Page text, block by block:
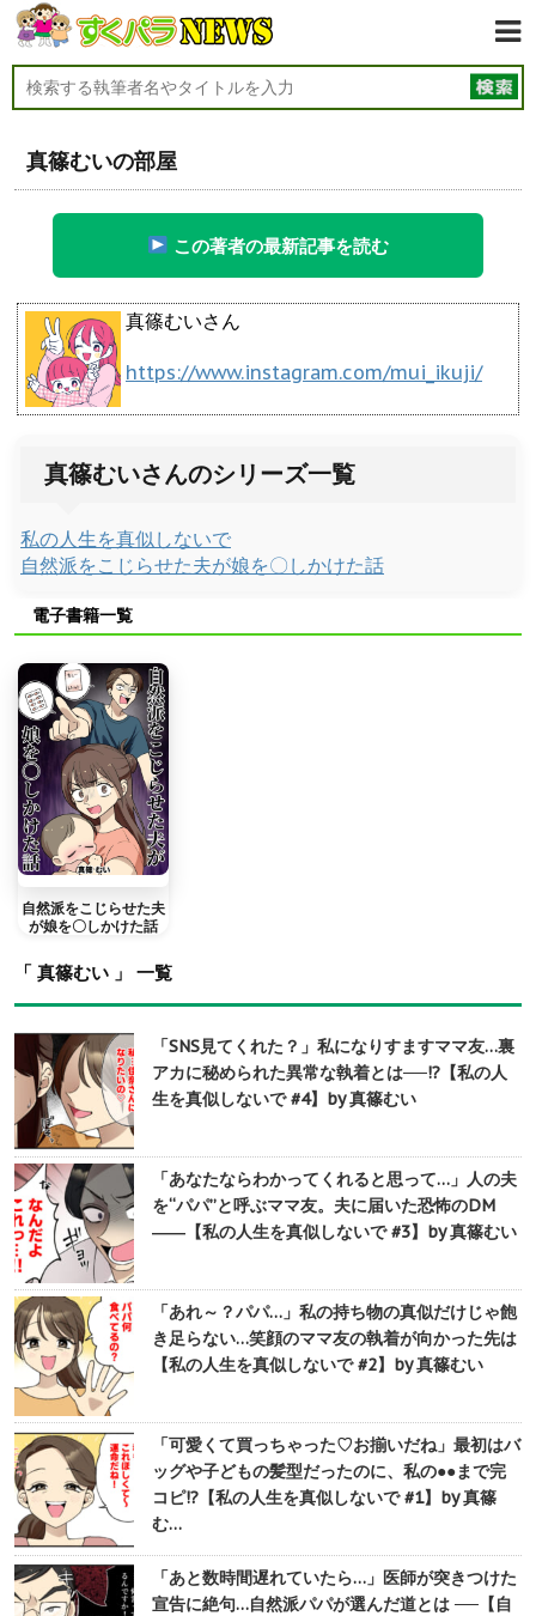
真篠むいの部屋
この著者の最新記事を読む
真篠むいさん
https://www.instagram.com/mui_ikuji/
真篠むいさんのシリーズ一覧
私の人生を真似しないで
自然派をこじらせた夫が娘を〇しかけた話
電子書籍一覧
自然派をこじらせた夫
が娘を〇しかけた話
「 真篠むい 」 一覧
「SNS見てくれた？」私になりすますママ友…裏
アカに秘められた異常な執着とは──!?【私の人
生を真似しないで #4】by 真篠むい
「あなたならわかってくれると思って…」人の夫
を“パパ”と呼ぶママ友。夫に届いた恐怖のDM
――【私の人生を真似しないで #3】by 真篠むい
「あれ～？パパ…」私の持ち物の真似だけじゃ飽
き足らない…笑顔のママ友の執着が向かった先は
【私の人生を真似しないで #2】by 真篠むい
「可愛くて買っちゃった♡お揃いだね」最初はバ
ッグや子どもの髪型だったのに、私の●●まで完
コピ!?【私の人生を真似しないで #1】by 真篠
む…
「あと数時間遅れていたら…」医師が突きつけた
宣告に絶句…自然派パパが選んだ道とは ──【自